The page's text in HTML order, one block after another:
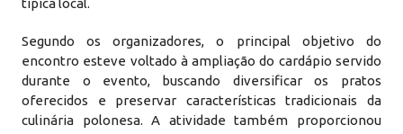
típica local.
Segundo os organizadores, o principal objetivo do
encontro esteve voltado à ampliação do cardápio servido
durante o evento, buscando diversificar os pratos
oferecidos e preservar características tradicionais da
culinária polonesa. A atividade também proporcionou